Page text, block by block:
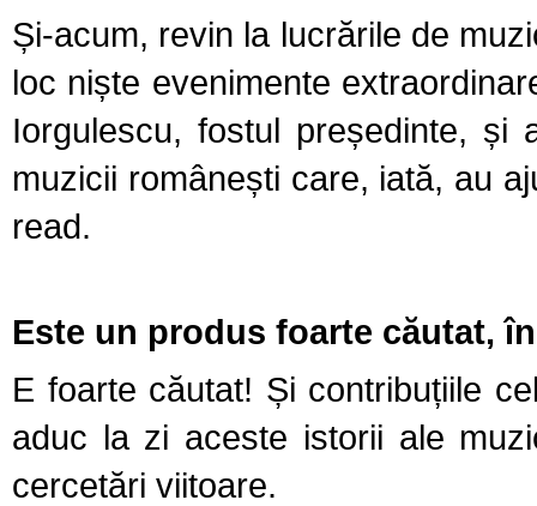
Și-acum, revin la lucrările de
loc niște evenimente
Iorgulescu, fostul președinte, și
muzicii românești care, iată, au
read.
Este un produs foarte căutat,
E foarte căutat! Și contribuțiile
aduc la zi aceste istorii ale
cercetări viitoare.